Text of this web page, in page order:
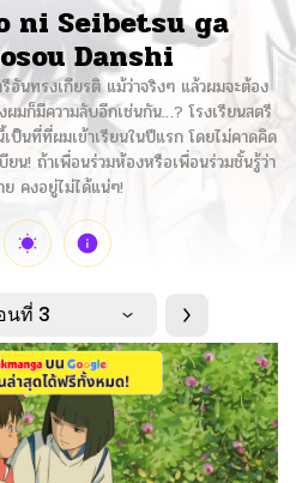
ni Seibetsu ga
Danshi
อันทรงเกียรติ แม้ว่าจริงๆ แล้วผมจะต้อง
มก็มีความลับอีกเช่นกัน…? โรงเรียนสตรี
ป็นที่ที่ผมเข้าเรียนในปีแรก โดยไม่คาดคิด
น! ถ้าเพื่อนร่วมห้องหรือเพื่อนร่วมชั้นรู้ว่า
ย คงอยู่ไม่ได้แน่ๆ!
นที่ 3